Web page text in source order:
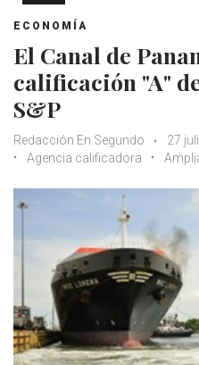
ECONOMÍA
El Canal de
calificación "A"
S&P
Redacción En Segundo 27
Agencia calificadora